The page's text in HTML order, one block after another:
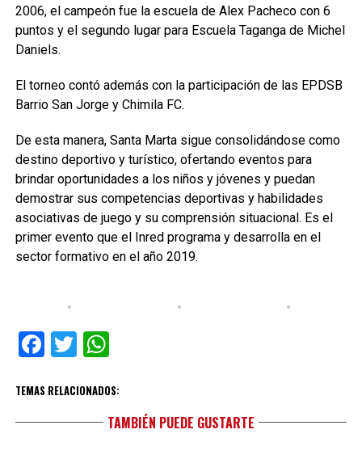
2006, el campeón fue la escuela de Alex Pacheco con 6
puntos y el segundo lugar para Escuela Taganga de Michel
Daniels.
El torneo contó además con la participación de las EPDSB
Barrio San Jorge y Chimila FC.
De esta manera, Santa Marta sigue consolidándose como
destino deportivo y turístico, ofertando eventos para
brindar oportunidades a los niños y jóvenes y puedan
demostrar sus competencias deportivas y habilidades
asociativas de juego y su comprensión situacional. Es el
primer evento que el Inred programa y desarrolla en el
sector formativo en el año 2019.
Facebook
TwitterWhatsApp
TEMAS RELACIONADOS:
TAMBIÉN PUEDE GUSTARTE